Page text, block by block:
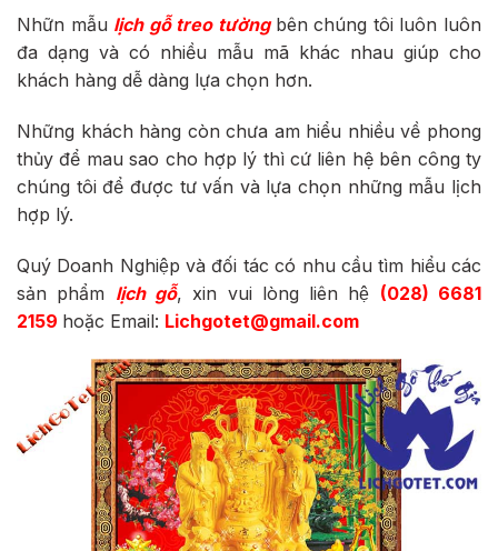
Nhữn mẫu lịch gỗ treo tường bên chúng tôi luôn luôn
đa dạng và có nhiều mẫu mã khác nhau giúp cho
khách hàng dễ dàng lựa chọn hơn.
Những khách hàng còn chưa am hiểu nhiều về phong
thủy để mau sao cho hợp lý thì cứ liên hệ bên công ty
chúng tôi để được tư vấn và lựa chọn những mẫu lịch
hợp lý.
Quý Doanh Nghiệp và đối tác có nhu cầu tìm hiểu các
sản phẩm lịch gỗ, xin vui lòng liên hệ (028) 6681
2159 hoặc Email: Lichgotet@gmail.com